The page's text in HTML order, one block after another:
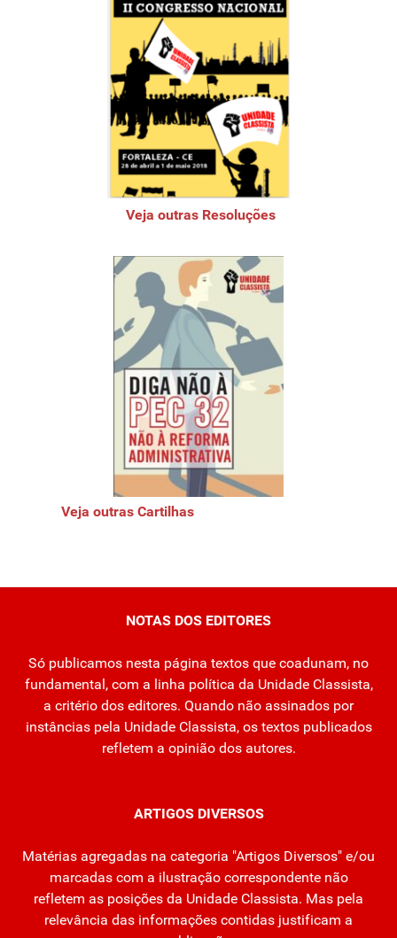
Veja outras Resoluções
Veja outras Cartilhas
NOTAS DOS EDITORES
Só publicamos nesta página textos que coadunam, no
fundamental, com a linha política da Unidade Classista,
a critério dos editores. Quando não assinados por
instâncias pela Unidade Classista, os textos publicados
refletem a opinião dos autores.
ARTIGOS DIVERSOS
Matérias agregadas na categoria "Artigos Diversos" e/ou
marcadas com a ilustração correspondente não
refletem as posições da Unidade Classista. Mas pela
relevância das informações contidas justificam a